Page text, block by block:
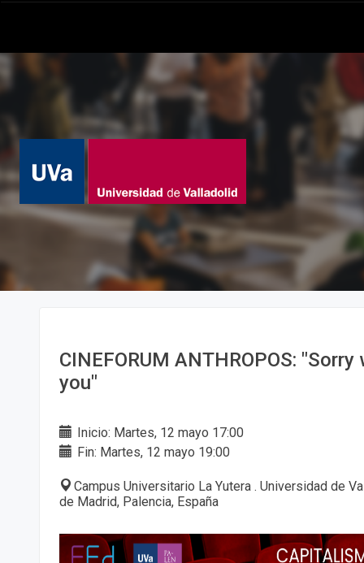
CINEFORUM ANTHROPOS:
you"
Inicio: Martes, 12 mayo 17:00
Fin: Martes, 12 mayo 19:00
Campus Universitario La Yutera . Universidad de
de Madrid, Palencia, España